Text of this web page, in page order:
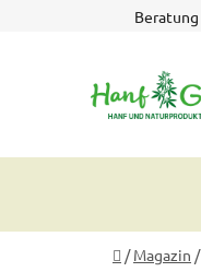
Beratung
Startseite
/ Magazin /